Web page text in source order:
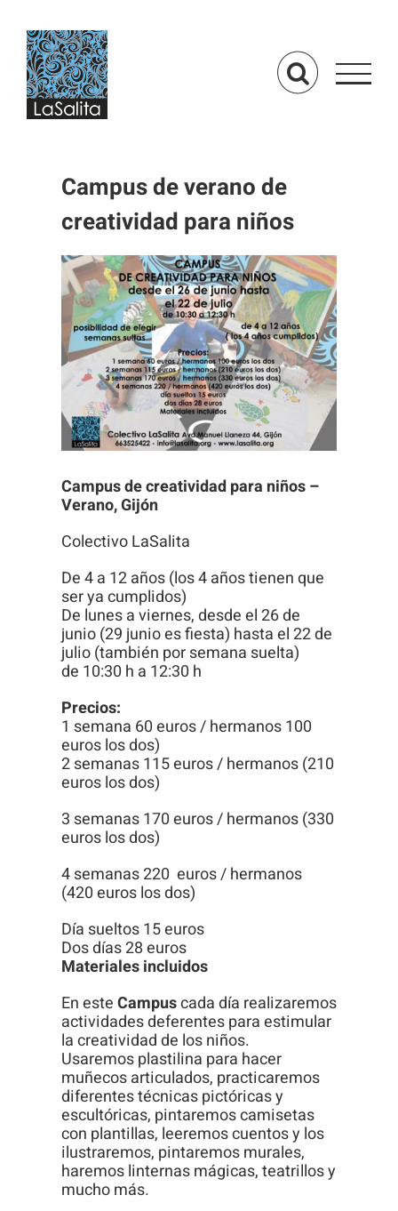
contenido
Campus de verano de
creatividad para niños
Ver
imagen
más
grande
Campus de creatividad para niños –
Verano, Gijón
Colectivo LaSalita
De 4 a 12 años (los 4 años tienen que
ser ya cumplidos)
De lunes a viernes, desde el 26 de
junio (29 junio es fiesta) hasta el 22 de
julio (también por semana suelta)
de 10:30 h a 12:30 h
Precios:
1 semana 60 euros / hermanos 100
euros los dos)
2 semanas 115 euros / hermanos (210
euros los dos)
3 semanas 170 euros / hermanos (330
euros los dos)
4 semanas 220 euros / hermanos
(420 euros los dos)
Día sueltos 15 euros
Dos días 28 euros
Materiales incluidos
En esteCampuscada día realizaremos
actividades deferentes para estimular
la creatividad de los niños.
Usaremos plastilina para hacer
muñecos articulados, practicaremos
diferentes técnicas pictóricas y
escultóricas, pintaremos camisetas
con plantillas, leeremos cuentos y los
ilustraremos, pintaremos murales,
haremos linternas mágicas, teatrillos y
mucho más.
Necesarias
son
Son
necesarias
Para que
podamos
funcionalidad
web.
Experiencia
Para que
nuestra web
funcione lo
mejor posible
durante tu